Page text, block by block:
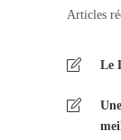
Articles
Le